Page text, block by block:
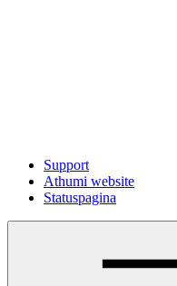
Support
Athumi website
Statuspagina